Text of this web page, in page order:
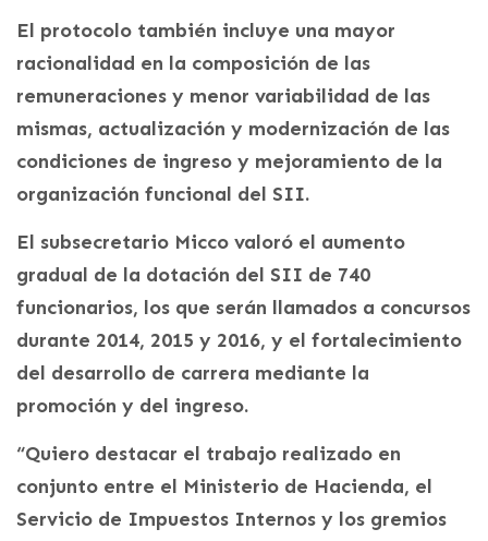
El protocolo también incluye una mayor
racionalidad en la composición de las
remuneraciones y menor variabilidad de las
mismas, actualización y modernización de las
condiciones de ingreso y mejoramiento de la
organización funcional del SII.
El subsecretario Micco valoró el aumento
gradual de la dotación del SII de 740
funcionarios, los que serán llamados a concursos
durante 2014, 2015 y 2016, y el fortalecimiento
del desarrollo de carrera mediante la
promoción y del ingreso.
“Quiero destacar el trabajo realizado en
conjunto entre el Ministerio de Hacienda, el
Servicio de Impuestos Internos y los gremios